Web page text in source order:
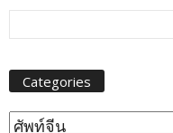
Categories
Categories